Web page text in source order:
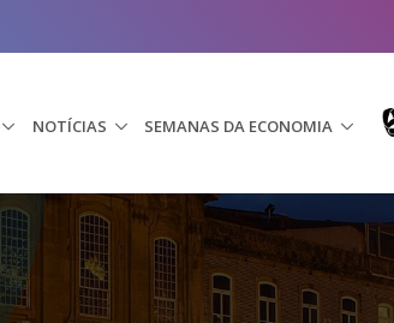
NOTÍCIAS SEMANAS DA ECONOMIA